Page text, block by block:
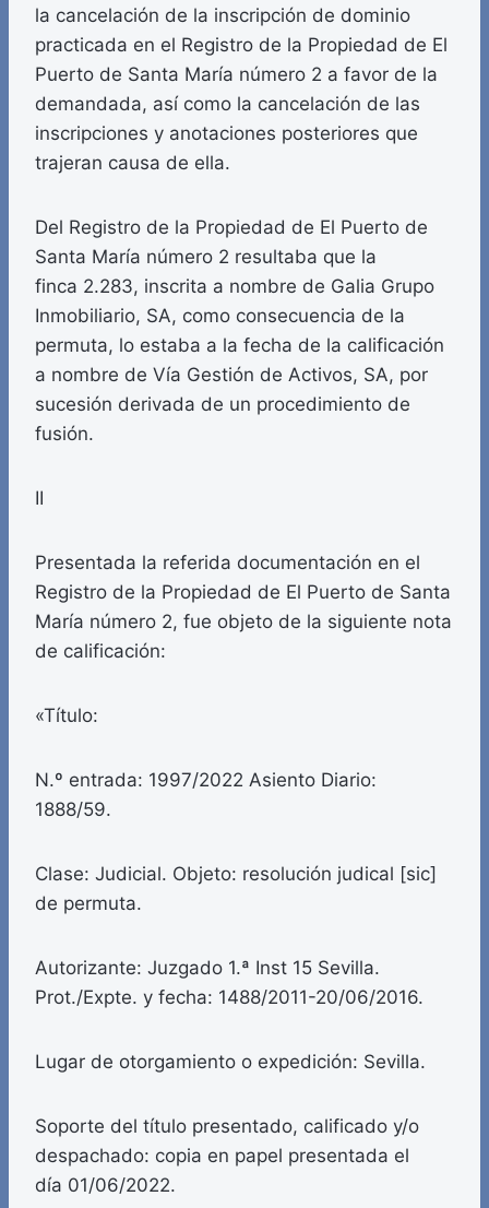
la cancelación de la inscripción de dominio
practicada en el Registro de la Propiedad de El
Puerto de Santa María número 2 a favor de la
demandada, así como la cancelación de las
inscripciones y anotaciones posteriores que
trajeran causa de ella.
Del Registro de la Propiedad de El Puerto de
Santa María número 2 resultaba que la
finca 2.283, inscrita a nombre de Galia Grupo
Inmobiliario, SA, como consecuencia de la
permuta, lo estaba a la fecha de la calificación
a nombre de Vía Gestión de Activos, SA, por
sucesión derivada de un procedimiento de
fusión.
II
Presentada la referida documentación en el
Registro de la Propiedad de El Puerto de Santa
María número 2, fue objeto de la siguiente nota
de calificación:
«Título:
N.º entrada: 1997/2022 Asiento Diario:
1888/59.
Clase: Judicial. Objeto: resolución judical [sic]
de permuta.
Autorizante: Juzgado 1.ª Inst 15 Sevilla.
Prot./Expte. y fecha: 1488/2011-20/06/2016.
Lugar de otorgamiento o expedición: Sevilla.
Soporte del título presentado, calificado y/o
despachado: copia en papel presentada el
día 01/06/2022.